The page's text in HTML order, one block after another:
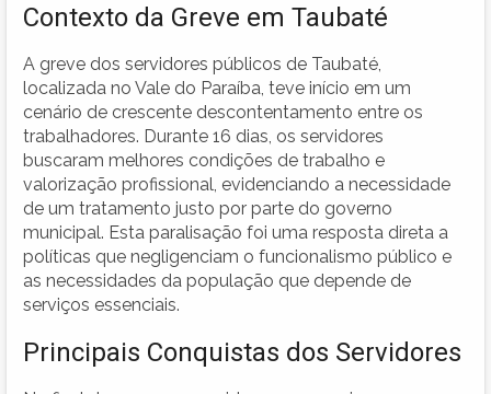
Contexto da Greve em Taubaté
A greve dos servidores públicos de Taubaté,
localizada no Vale do Paraíba, teve início em um
cenário de crescente descontentamento entre os
trabalhadores. Durante 16 dias, os servidores
buscaram melhores condições de trabalho e
valorização profissional, evidenciando a necessidade
de um tratamento justo por parte do governo
municipal. Esta paralisação foi uma resposta direta a
políticas que negligenciam o funcionalismo público e
as necessidades da população que depende de
serviços essenciais.
Principais Conquistas dos Servidores